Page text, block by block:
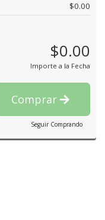
$0.00
$0.00
Importe a la Fecha
Comprar
Seguir Comprando